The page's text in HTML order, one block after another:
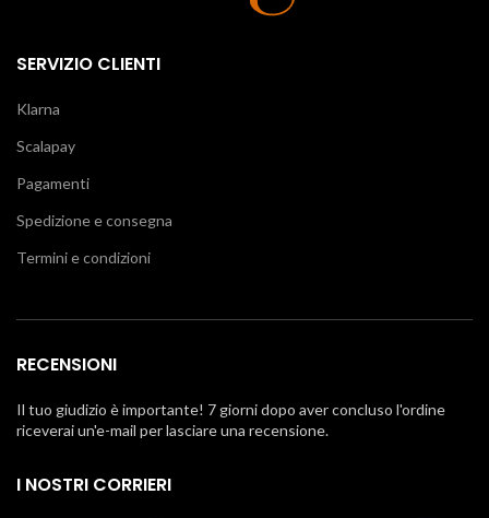
SERVIZIO CLIENTI
Klarna
Scalapay
Pagamenti
Spedizione e consegna
Termini e condizioni
RECENSIONI
Il tuo giudizio è importante! 7 giorni dopo aver concluso l'ordine
riceverai un'e-mail per lasciare una recensione.
I NOSTRI CORRIERI